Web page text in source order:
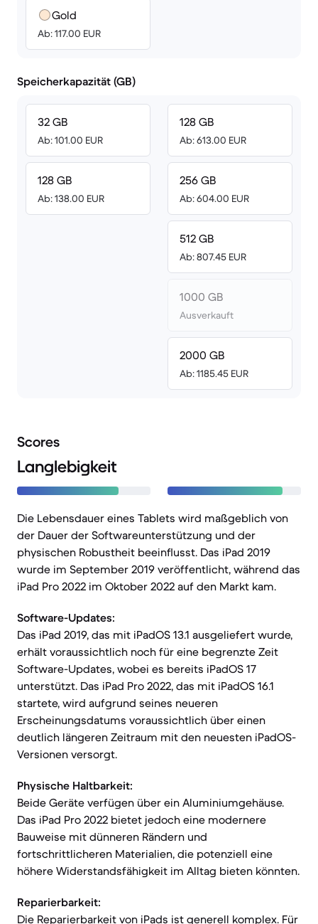
Gold
Ab: 117.00 EUR
Speicherkapazität (GB)
32 GB
Ab: 101.00 EUR
128 GB
Ab: 138.00 EUR
128 GB
Ab: 613.00 EUR
256 GB
Ab: 604.00 EUR
512 GB
Ab: 807.45 EUR
1000 GB
Ausverkauft
2000 GB
Ab: 1185.45 EUR
Scores
Langlebigkeit
Die Lebensdauer eines Tablets wird maßgeblich von
der Dauer der Softwareunterstützung und der
physischen Robustheit beeinflusst. Das iPad 2019
wurde im September 2019 veröffentlicht, während das
iPad Pro 2022 im Oktober 2022 auf den Markt kam.
Software-Updates:
Das iPad 2019, das mit iPadOS 13.1 ausgeliefert wurde,
erhält voraussichtlich noch für eine begrenzte Zeit
Software-Updates, wobei es bereits iPadOS 17
unterstützt. Das iPad Pro 2022, das mit iPadOS 16.1
startete, wird aufgrund seines neueren
Erscheinungsdatums voraussichtlich über einen
deutlich längeren Zeitraum mit den neuesten iPadOS-
Versionen versorgt.
Physische Haltbarkeit:
Beide Geräte verfügen über ein Aluminiumgehäuse.
Das iPad Pro 2022 bietet jedoch eine modernere
Bauweise mit dünneren Rändern und
fortschrittlicheren Materialien, die potenziell eine
höhere Widerstandsfähigkeit im Alltag bieten könnten.
Reparierbarkeit:
Die Reparierbarkeit von iPads ist generell komplex. Für